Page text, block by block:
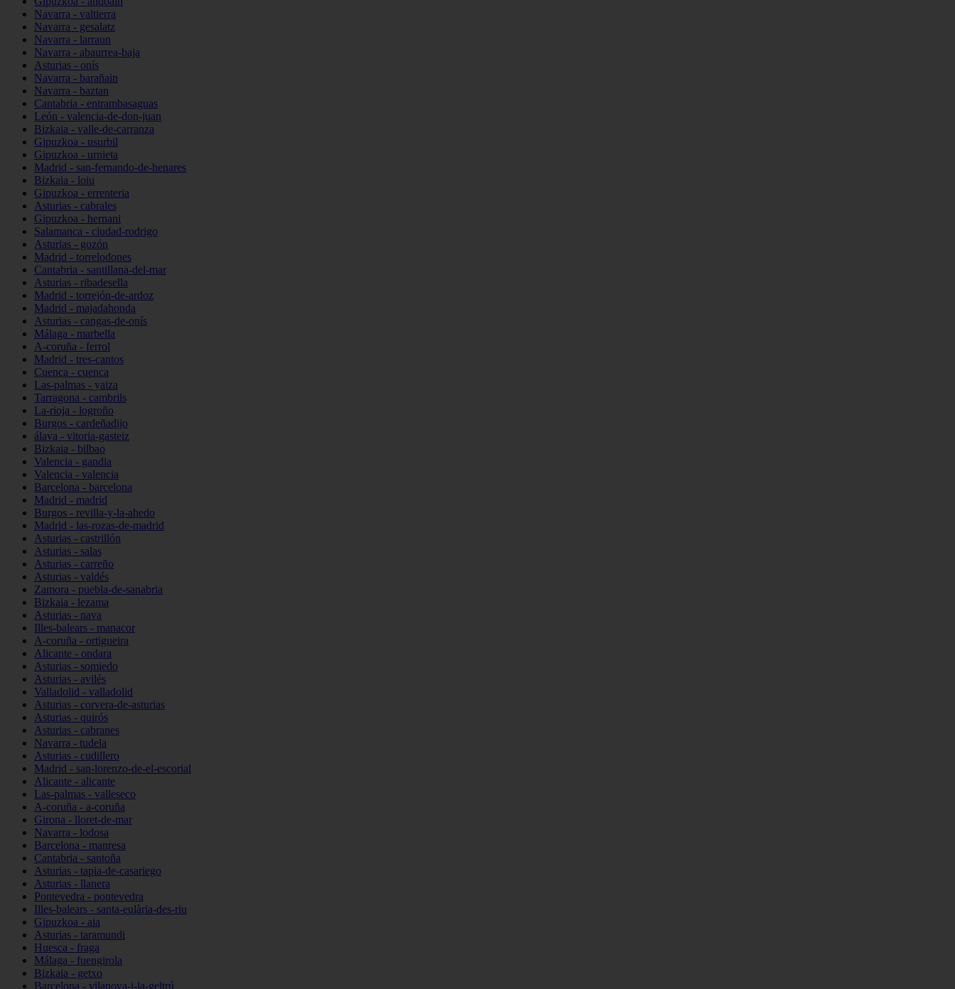
Navarra - valtierra
Navarra - gesalatz
Navarra - larraun
Navarra - abaurrea-baja
Asturias - onís
Navarra - barañain
Navarra - baztan
Cantabria - entrambasaguas
León - valencia-de-don-juan
Bizkaia - valle-de-carranza
Gipuzkoa - usurbil
Gipuzkoa - urnieta
Madrid - san-fernando-de-henares
Bizkaia - loiu
Gipuzkoa - errenteria
Asturias - cabrales
Gipuzkoa - hernani
Salamanca - ciudad-rodrigo
Asturias - gozón
Madrid - torrelodones
Cantabria - santillana-del-mar
Asturias - ribadesella
Madrid - torrejón-de-ardoz
Madrid - majadahonda
Asturias - cangas-de-onís
Málaga - marbella
A-coruña - ferrol
Madrid - tres-cantos
Cuenca - cuenca
Las-palmas - yaiza
Tarragona - cambrils
La-rioja - logroño
Burgos - cardeñadijo
álava - vitoria-gasteiz
Bizkaia - bilbao
Valencia - gandia
Valencia - valencia
Barcelona - barcelona
Madrid - madrid
Burgos - revilla-y-la-ahedo
Madrid - las-rozas-de-madrid
Asturias - castrillón
Asturias - salas
Asturias - carreño
Asturias - valdés
Zamora - puebla-de-sanabria
Bizkaia - lezama
Asturias - nava
Illes-balears - manacor
A-coruña - ortigueira
Alicante - ondara
Asturias - somiedo
Asturias - avilés
Valladolid - valladolid
Asturias - corvera-de-asturias
Asturias - quirós
Asturias - cabranes
Navarra - tudela
Asturias - cudillero
Madrid - san-lorenzo-de-el-escorial
Alicante - alicante
Las-palmas - valleseco
A-coruña - a-coruña
Girona - lloret-de-mar
Navarra - lodosa
Barcelona - manresa
Cantabria - santoña
Asturias - tapia-de-casariego
Asturias - llanera
Pontevedra - pontevedra
Illes-balears - santa-eulària-des-riu
Gipuzkoa - aia
Asturias - taramundi
Huesca - fraga
Málaga - fuengirola
Bizkaia - getxo
Barcelona - vilanova-i-la-geltrú